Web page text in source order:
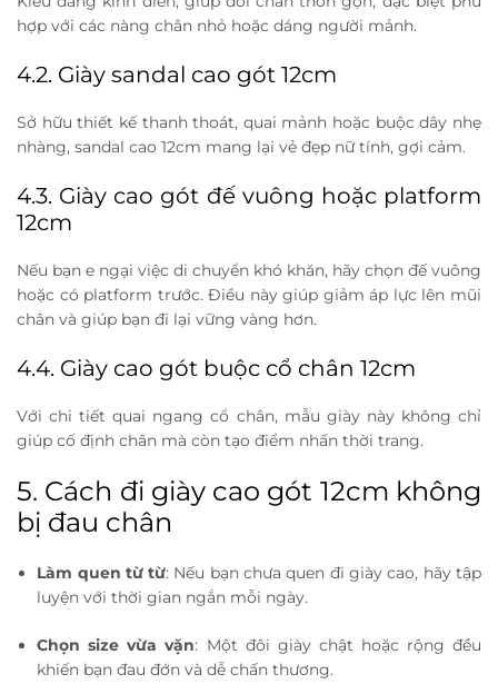
hợp với các nàng chân nhỏ hoặc dáng người mảnh.
4.2. Giày sandal cao gót 12cm
Sở hữu thiết kế thanh thoát, quai mảnh hoặc buộc dây nhẹ
nhàng, sandal cao 12cm mang lại vẻ đẹp nữ tính, gợi cảm.
4.3. Giày cao gót đế vuông hoặc platform
12cm
Nếu bạn e ngại việc di chuyển khó khăn, hãy chọn đế vuông
hoặc có platform trước. Điều này giúp giảm áp lực lên mũi
chân và giúp bạn đi lại vững vàng hơn.
4.4. Giày cao gót buộc cổ chân 12cm
Với chi tiết quai ngang cổ chân, mẫu giày này không chỉ
giúp cố định chân mà còn tạo điểm nhấn thời trang.
5. Cách đi giày cao gót 12cm không
bị đau chân
Làm quen từ từ: Nếu bạn chưa quen đi giày cao, hãy tập
luyện với thời gian ngắn mỗi ngày.
Chọn size vừa vặn: Một đôi giày chật hoặc rộng đều
khiến bạn đau đớn và dễ chấn thương.